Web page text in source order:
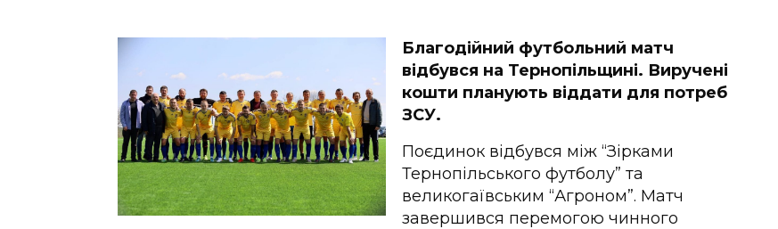
Благодійний футбольний матч
відбувся на Тернопільщині. Виручені
кошти планують віддати для потреб
ЗСУ.
Поєдинок відбувся між “Зірками
Тернопільського футболу” та
великогаївським “Агроном”. Матч
завершився перемогою чинного